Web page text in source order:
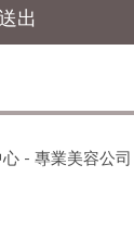
出
- 專業美容公